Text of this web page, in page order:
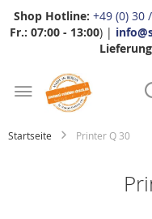
Shop Hotline: +49 (0) 30
Fr.: 07:00 - 13:00) |
Lieferung
Startseite Printer Q 30